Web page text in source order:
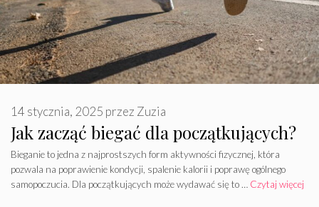
Jak zacząć biegać dla początkujących?
14 stycznia, 2025 przez Zuzia
Bieganie to jedna z najprostszych form aktywności fizycznej, która
pozwala na poprawienie kondycji, spalenie kalorii i poprawę ogólnego
samopoczucia. Dla początkujących może wydawać się to … Czytaj więcej